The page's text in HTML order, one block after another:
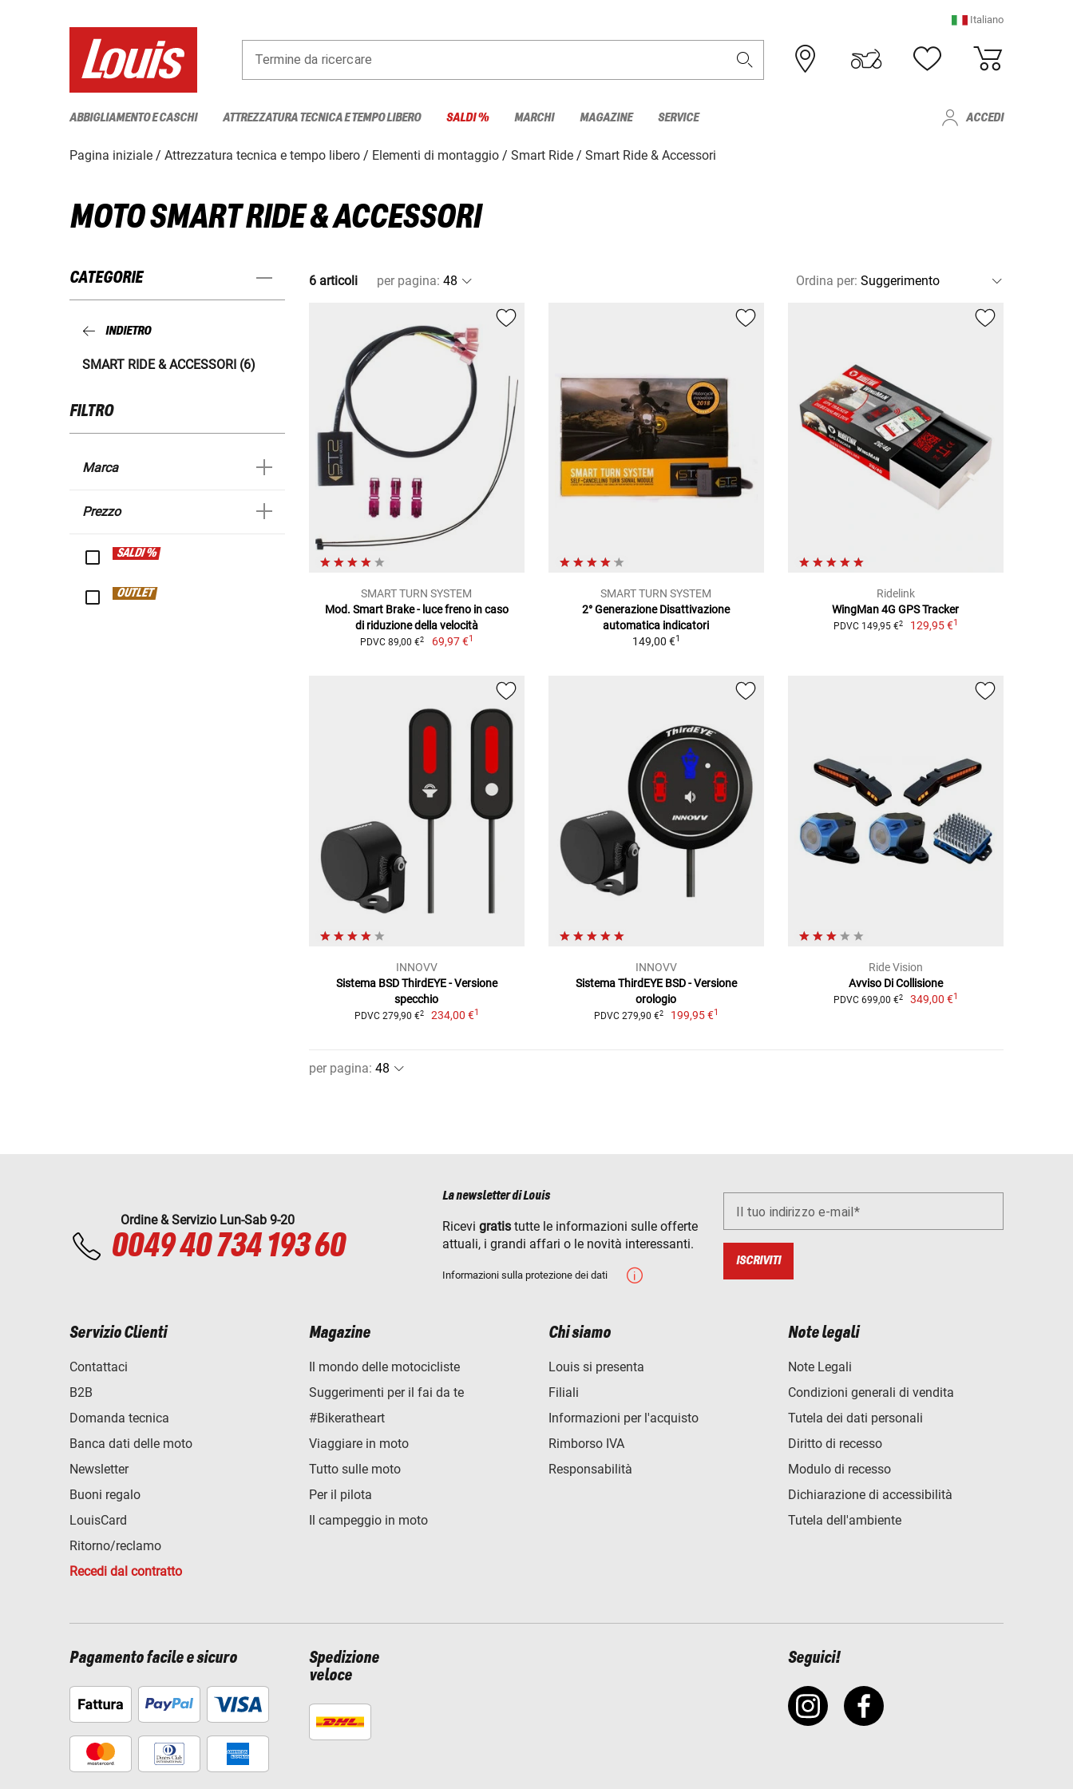
Italiano
Termine da ricercare
ABBIGLIAMENTO E CASCHI ATTREZZATURA TECNICA E TEMPO LIBERO SALDI % MARCHI MAGAZINE SERVICE ACCEDI
Pagina iniziale Attrezzatura tecnica e tempo libero Elementi di montaggio Smart Ride Smart Ride & Accessori
MOTO SMART RIDE & ACCESSORI
CATEGORIE
INDIETRO
SMART RIDE & ACCESSORI (6)
FILTRO
Marca
Prezzo
SALDI %
OUTLET
6 articoli per pagina: Ordina per:
SMART TURN SYSTEM
Mod. Smart Brake - luce freno in caso
di riduzione della velocità
PDVC 89,00 €2 69,97 €1
SMART TURN SYSTEM
2° Generazione Disattivazione
automatica indicatori
149,00 €1
Ridelink
WingMan 4G GPS Tracker
PDVC 149,95 €2 129,95 €1
INNOVV
Sistema BSD ThirdEYE - Versione
specchio
PDVC 279,90 €2 234,00 €1
INNOVV
Sistema ThirdEYE BSD - Versione
orologio
PDVC 279,90 €2 199,95 €1
Ride Vision
Avviso Di Collisione
PDVC 699,00 €2 349,00 €1
per pagina:
Ordine & Servizio Lun-Sab 9-20
0049 40 734 193 60
La newsletter di Louis
Ricevi gratis tutte le informazioni sulle offerte
attuali, i grandi affari o le novità interessanti.
Informazioni sulla protezione dei dati
Il tuo indirizzo e-mail
ISCRIVITI
Servizio Clienti
Contattaci
B2B
Domanda tecnica
Banca dati delle moto
Newsletter
Buoni regalo
LouisCard
Ritorno/reclamo
Recedi dal contratto
Magazine
Il mondo delle motocicliste
Suggerimenti per il fai da te
#Bikeratheart
Viaggiare in moto
Tutto sulle moto
Per il pilota
Il campeggio in moto
Chi siamo
Louis si presenta
Filiali
Informazioni per l'acquisto
Rimborso IVA
Responsabilità
Note legali
Note Legali
Condizioni generali di vendita
Tutela dei dati personali
Diritto di recesso
Modulo di recesso
Dichiarazione di accessibilità
Tutela dell'ambiente
Pagamento facile e sicuro
Spedizione
veloce
Seguici!